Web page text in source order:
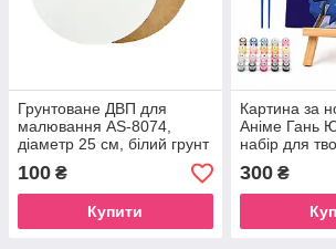
Грунтоване ДВП для
малювання AS-8074,
діаметр 25 см, білий грунт
100 ₴
Купити
Картина за
Аніме Гань
набір для
малювання
ART CRAFT
з
300₴